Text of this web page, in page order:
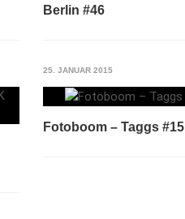
Berlin #46
25. JANUAR 2015
Fotoboom – Taggs #15